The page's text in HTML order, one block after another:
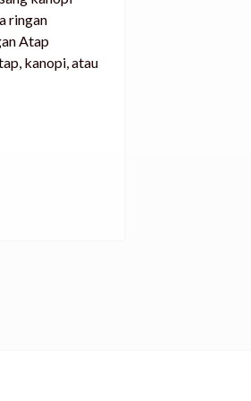
ringan
Atap
kanopi, atau